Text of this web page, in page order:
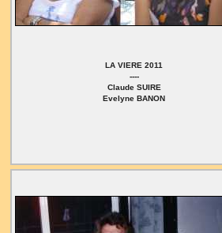
LA VIERE 2011
----
Claude SUIRE
Evelyne BANON